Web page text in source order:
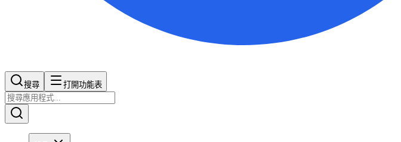
搜尋​​​​ 打開功能表